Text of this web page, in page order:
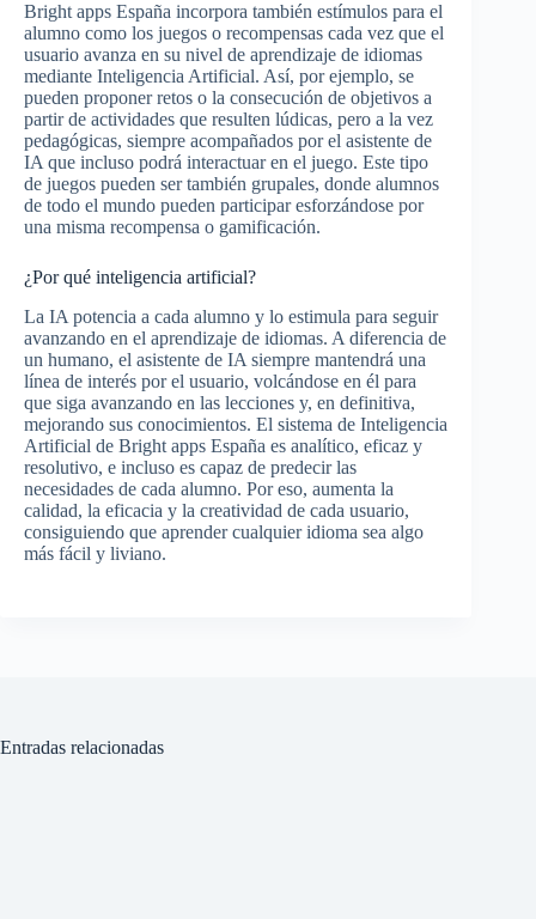
Bright apps España incorpora también estímulos para el
alumno como los juegos o recompensas cada vez que el
usuario avanza en su nivel de aprendizaje de idiomas
mediante Inteligencia Artificial. Así, por ejemplo, se
pueden proponer retos o la consecución de objetivos a
partir de actividades que resulten lúdicas, pero a la vez
pedagógicas, siempre acompañados por el asistente de
IA que incluso podrá interactuar en el juego. Este tipo
de juegos pueden ser también grupales, donde alumnos
de todo el mundo pueden participar esforzándose por
una misma recompensa o gamificación.
¿Por qué inteligencia artificial?
La IA potencia a cada alumno y lo estimula para seguir
avanzando en el aprendizaje de idiomas. A diferencia de
un humano, el asistente de IA siempre mantendrá una
línea de interés por el usuario, volcándose en él para
que siga avanzando en las lecciones y, en definitiva,
mejorando sus conocimientos. El sistema de Inteligencia
Artificial de Bright apps España es analítico, eficaz y
resolutivo, e incluso es capaz de predecir las
necesidades de cada alumno. Por eso, aumenta la
calidad, la eficacia y la creatividad de cada usuario,
consiguiendo que aprender cualquier idioma sea algo
más fácil y liviano.
Entradas relacionadas